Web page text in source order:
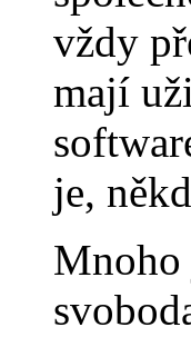
vždy
mají
je,
Mnoho